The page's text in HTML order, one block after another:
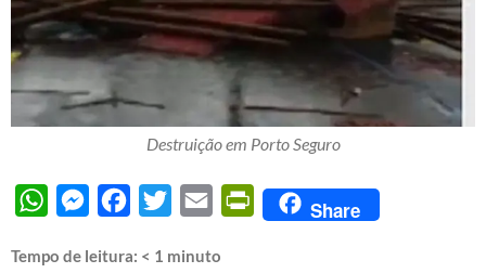
Destruição em Porto Seguro
WhatsAppMessengerFacebook
Twitter Email PrintFriendly
Share
Tempo de leitura: < 1 minuto